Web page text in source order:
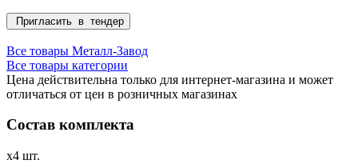
Пригласить в тендер
Все товары Металл-Завод
Все товары категории
Цена действительна только для интернет-магазина и может
отличаться от цен в розничных магазинах
Состав комплекта
x4 шт.